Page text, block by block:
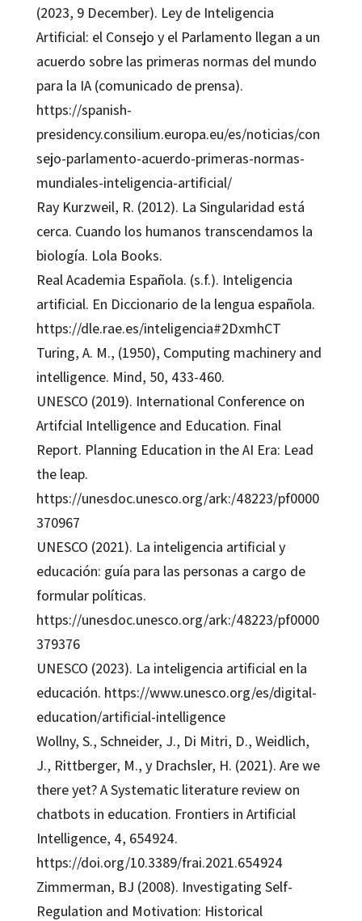
(2023, 9 December). Ley de Inteligencia
Artificial: el Consejo y el Parlamento llegan a un
acuerdo sobre las primeras normas del mundo
para la IA (comunicado de prensa).
https://spanish-
presidency.consilium.europa.eu/es/noticias/con
sejo-parlamento-acuerdo-primeras-normas-
mundiales-inteligencia-artificial/
Ray Kurzweil, R. (2012). La Singularidad está
cerca. Cuando los humanos transcendamos la
biología. Lola Books.
Real Academia Española. (s.f.). Inteligencia
artificial. En Diccionario de la lengua española.
https://dle.rae.es/inteligencia#2DxmhCT
Turing, A. M., (1950), Computing machinery and
intelligence. Mind, 50, 433-460.
UNESCO (2019). International Conference on
Artifcial Intelligence and Education. Final
Report. Planning Education in the AI Era: Lead
the leap.
https://unesdoc.unesco.org/ark:/48223/pf0000
370967
UNESCO (2021). La inteligencia artificial y
educación: guía para las personas a cargo de
formular políticas.
https://unesdoc.unesco.org/ark:/48223/pf0000
379376
UNESCO (2023). La inteligencia artificial en la
educación. https://www.unesco.org/es/digital-
education/artificial-intelligence
Wollny, S., Schneider, J., Di Mitri, D., Weidlich,
J., Rittberger, M., y Drachsler, H. (2021). Are we
there yet? A Systematic literature review on
chatbots in education. Frontiers in Artificial
Intelligence, 4, 654924.
https://doi.org/10.3389/frai.2021.654924
Zimmerman, BJ (2008). Investigating Self-
Regulation and Motivation: Historical